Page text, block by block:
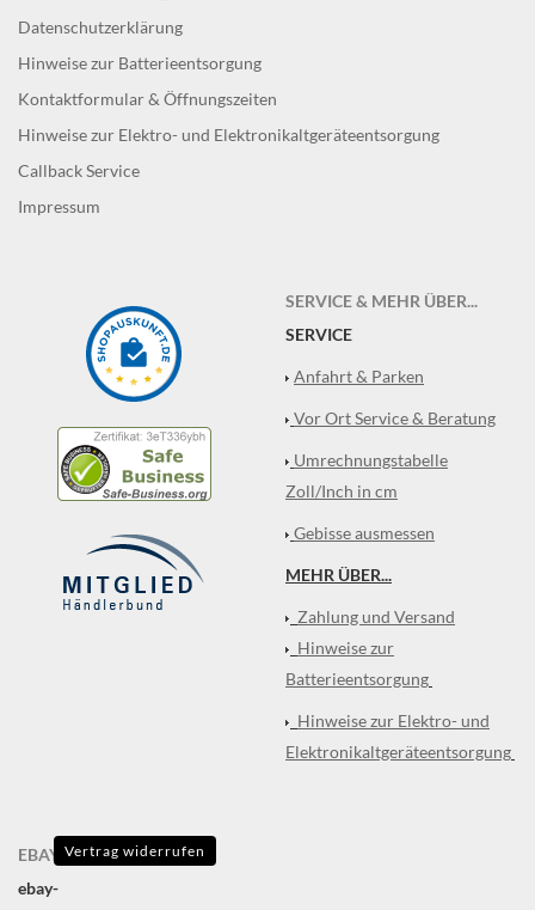
Datenschutzerklärung
Hinweise zur Batterieentsorgung
Kontaktformular & Öffnungszeiten
Hinweise zur Elektro- und Elektronikaltgeräteentsorgung
Callback Service
Impressum
SERVICE & MEHR ÜBER...
SERVICE
Anfahrt & Parken
Vor Ort Service & Beratung
Umrechnungstabelle
Zoll/Inch in cm
Gebisse ausmessen
MEHR ÜBER...
Zahlung und Versand
Hinweise zur
Batterieentsorgung
Hinweise zur Elektro- und
Elektronikaltgeräteentsorgung
EBAY
ebay-
Vertrag widerrufen